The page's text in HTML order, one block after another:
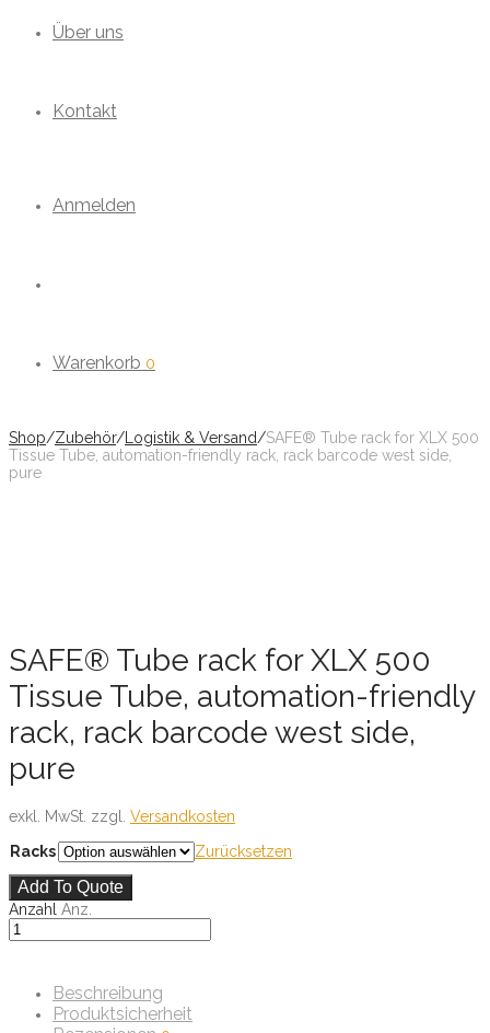
Über uns
Kontakt
Anmelden
Warenkorb 0
Shop/Zubehör/ Logistik & Versand/SAFE® Tube rack for XLX 500
Tissue Tube, automation-friendly rack, rack barcode west side,
pure
SAFE® Tube rack for XLX 500
Tissue Tube, automation-friendly
rack, rack barcode west side,
pure
exkl. MwSt. zzgl. Versandkosten
Racks
Zurücksetzen
Add To Quote
Anzahl Anz.
Beschreibung
Produktsicherheit